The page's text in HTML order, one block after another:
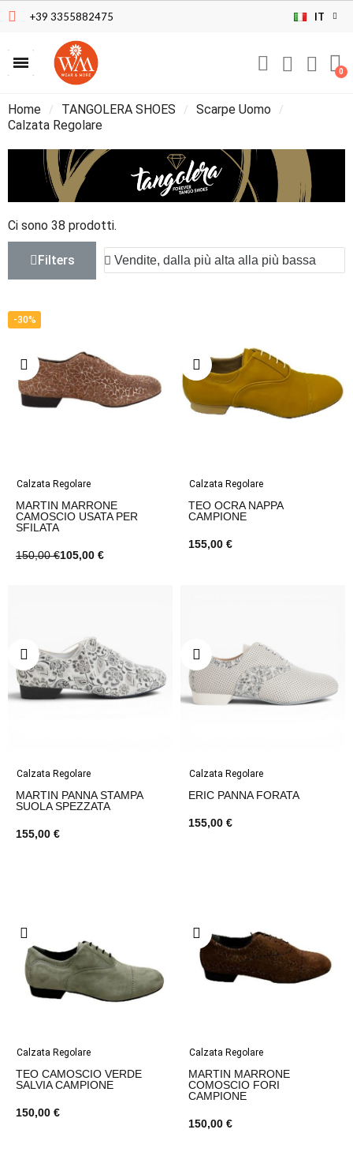
+39 3355882475 IT
Home TANGOLERA SHOES
Scarpe Uomo
Calzata Regolare
Ci sono 38 prodotti.
Filters
-30%
Calzata Regolare
MARTIN MARRONE
CAMOSCIO USATA PER
SFILATA
150,00 €105,00 €
Calzata Regolare
TEO OCRA NAPPA
CAMPIONE
155,00 €
Calzata Regolare
MARTIN PANNA STAMPA
SUOLA SPEZZATA
155,00 €
Calzata Regolare
ERIC PANNA FORATA
155,00 €
Calzata Regolare
TEO CAMOSCIO VERDE
SALVIA CAMPIONE
150,00 €
Calzata Regolare
MARTIN MARRONE
COMOSCIO FORI
CAMPIONE
150,00 €